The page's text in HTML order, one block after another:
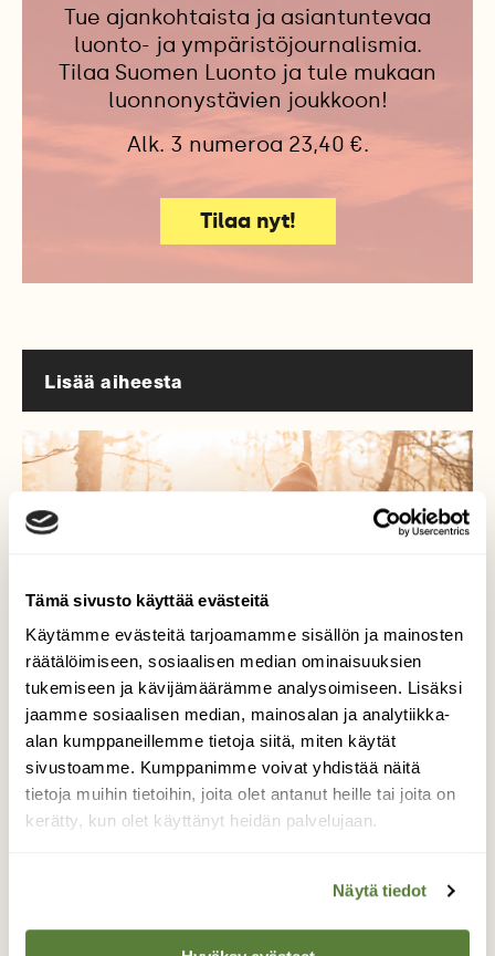
Tämä sivusto käyttää evästeitä
Käytämme evästeitä tarjoamamme sisällön ja mainosten
räätälöimiseen, sosiaalisen median ominaisuuksien
tukemiseen ja kävijämäärämme analysoimiseen. Lisäksi
jaamme sosiaalisen median, mainosalan ja analytiikka-
alan kumppaneillemme tietoja siitä, miten käytät
sivustoamme. Kumppanimme voivat yhdistää näitä
tietoja muihin tietoihin, joita olet antanut heille tai joita on
kerätty, kun olet käyttänyt heidän palvelujaan.
Näytä tiedot
Tue ajankohtaista ja asiantuntevaa
luonto- ja ympäristöjournalismia.
Tilaa Suomen Luonto ja tule mukaan
luonnonystävien joukkoon!
Alk. 3 numeroa 23,40 €.
Tilaa nyt!
Lisää aiheesta
LUONNONSUOJELU
Suomen Luonto tekee hyvää